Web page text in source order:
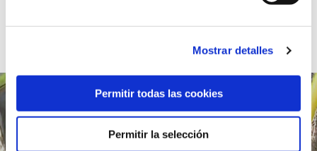
Mostrar detalles
Permitir todas las cookies
Permitir la selección
Baixar dossiê